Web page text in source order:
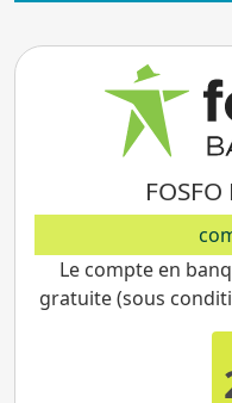
FOSFO
Le compte en
gratuite (sous